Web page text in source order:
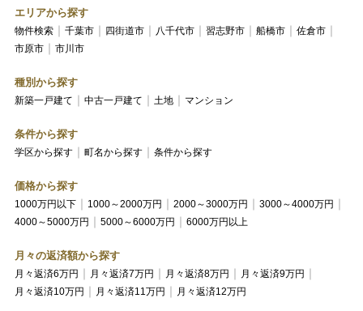
エリアから探す
物件検索 千葉市 四街道市 八千代市 習志野市 船橋市
佐倉市
市原市
市川市
種別から探す
新築一戸建て 中古一戸建て 土地 マンション
条件から探す
学区から探す 町名から探す 条件から探す
価格から探す
1000万円以下 1000～2000万円 2000～3000万円
3000～4000万円
4000～5000万円
5000～6000万円 6000万円以上
月々の返済額から探す
月々返済6万円 月々返済7万円 月々返済8万円
月々返済9万円
月々返済10万円
月々返済11万円 月々返済12万円